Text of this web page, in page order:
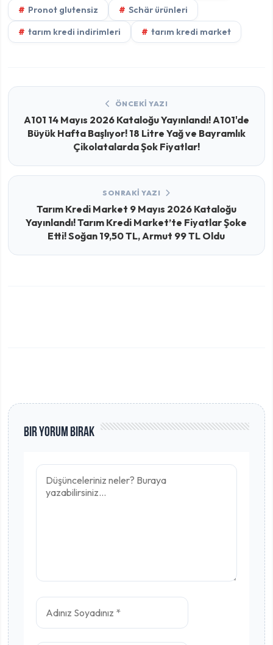
Pronot glutensiz
Schär ürünleri
tarım kredi indirimleri
tarım kredi market
ÖNCEKI YAZI
A101 14 Mayıs 2026 Kataloğu Yayınlandı! A101'de
Büyük Hafta Başlıyor! 18 Litre Yağ ve Bayramlık
Çikolatalarda Şok Fiyatlar!
SONRAKI YAZI
Tarım Kredi Market 9 Mayıs 2026 Kataloğu
Yayınlandı! Tarım Kredi Market’te Fiyatlar Şoke
Etti! Soğan 19,50 TL, Armut 99 TL Oldu
Bir Yorum Bırak